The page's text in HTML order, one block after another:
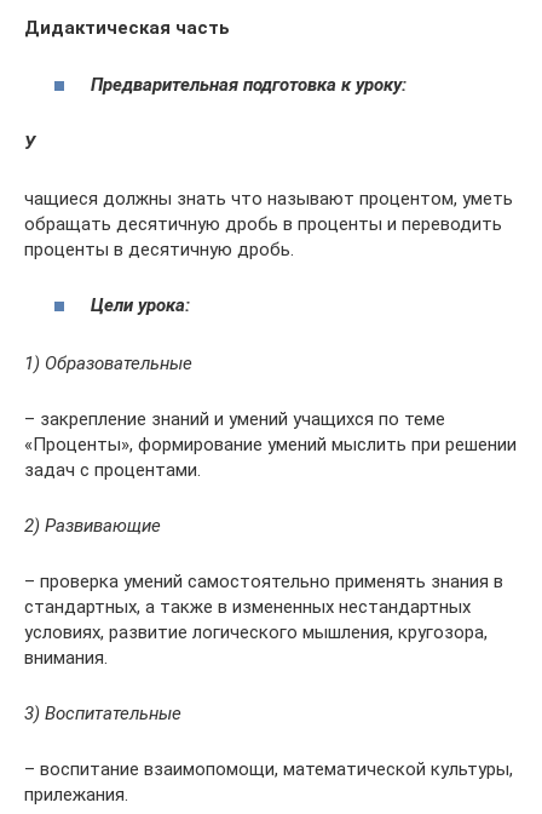
Дидактическая часть
Предварительная подготовка к уроку:
У
чащиеся должны знать что называют процентом, уметь
обращать десятичную дробь в проценты и переводить
проценты в десятичную дробь.
Цели урока:
1) Образовательные
– закрепление знаний и умений учащихся по теме
«Проценты», формирование умений мыслить при решении
задач с процентами.
2) Развивающие
– проверка умений самостоятельно применять знания в
стандартных, а также в измененных нестандартных
условиях, развитие логического мышления, кругозора,
внимания.
3) Воспитательные
– воспитание взаимопомощи, математической культуры,
прилежания.